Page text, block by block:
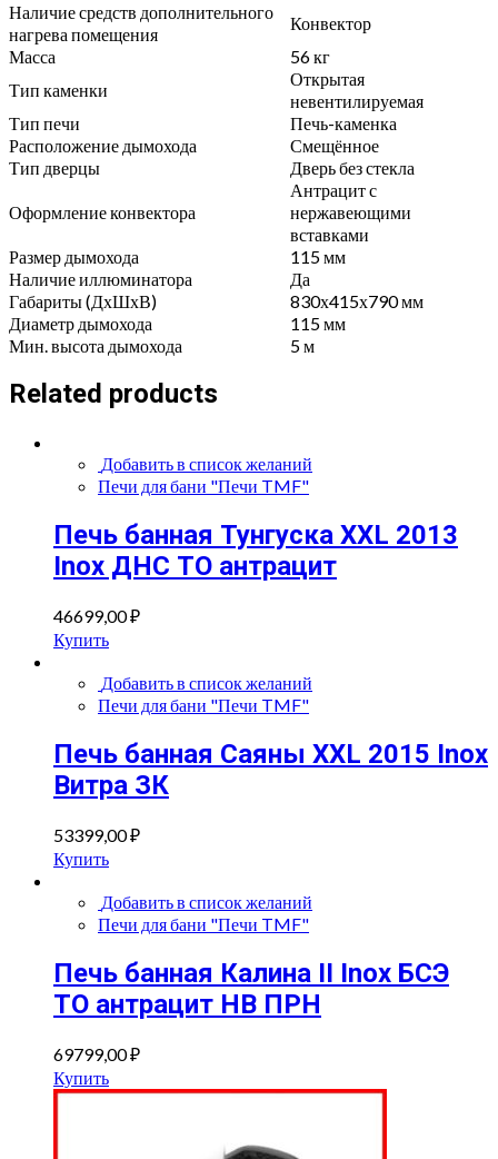
Наличие средств дополнительного
нагрева помещения
Конвектор
Масса
56 кг
Тип каменки
Открытая
невентилируемая
Тип печи
Печь-каменка
Расположение дымохода
Смещённое
Тип дверцы
Дверь без стекла
Оформление конвектора
Антрацит с
нержавеющими
вставками
Размер дымохода
115 мм
Наличие иллюминатора
Да
Габариты (ДхШхВ)
830х415х790 мм
Диаметр дымохода
115 мм
Мин. высота дымохода
5 м
Related products
Добавить в список желаний
Печи для бани "Печи TMF"
Печь банная Тунгуска XXL 2013
Inox ДНС ТО антрацит
46699,00₽
Купить
Добавить в список желаний
Печи для бани "Печи TMF"
Печь банная Саяны XXL 2015 Inox
Витра ЗК
53399,00₽
Купить
Добавить в список желаний
Печи для бани "Печи TMF"
Печь банная Калина II Inox БСЭ
ТО антрацит НВ ПРН
69799,00₽
Купить